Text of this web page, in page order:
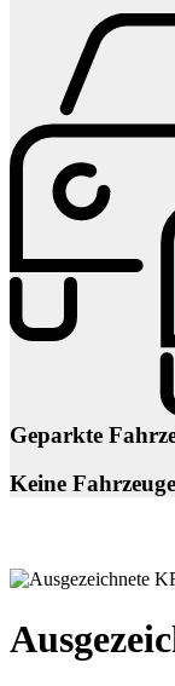
Geparkte
Keine